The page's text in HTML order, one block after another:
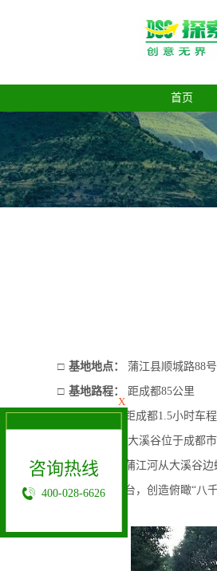
首页
□ 基地地点： 蒲江县顺城路88号
□ 基地路程： 距成都85公里
□ 预计车程： 距成都1.5小时车程
大溪谷位于成都
家Ⅰ类标准的蒲江河从大溪谷边
置梯级观景平台，创造俯瞰“八
X
咨询热线
400-028-6626